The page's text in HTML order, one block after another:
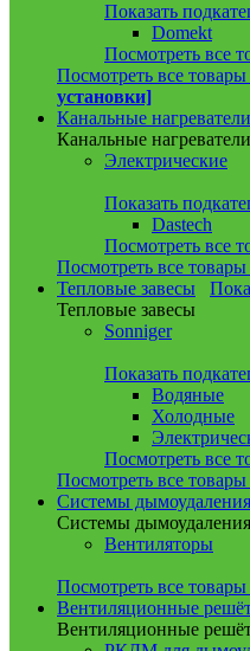
Показать
Domekt
Посмотреть все
Посмотреть все товары
установки]
Канальные нагреватели
Канальные нагреватели
Электрические
Показать
Dastech
Посмотреть все
Посмотреть все товары
Тепловые завесы
Тепловые завесы
Sonniger
Показать
Водяные
Холодные
Посмотреть все
Посмотреть все товары
Системы дымоудаления
Системы дымоудаления
Вентиляторы
Посмотреть все товары
Вентиляционные
Вентиляционные